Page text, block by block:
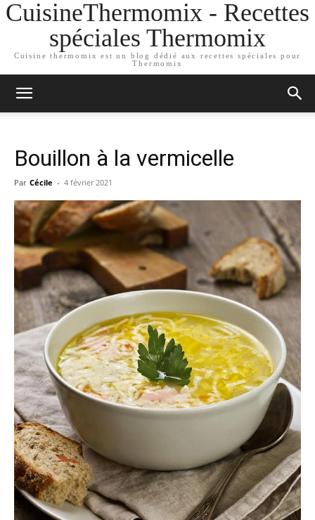
CuisineThermomix - Recettes
spéciales Thermomix
Cuisine thermomix est un blog dédié aux recettes spéciales pour
Thermomix
Bouillon à la vermicelle
Par Cécile - 4 février 2021